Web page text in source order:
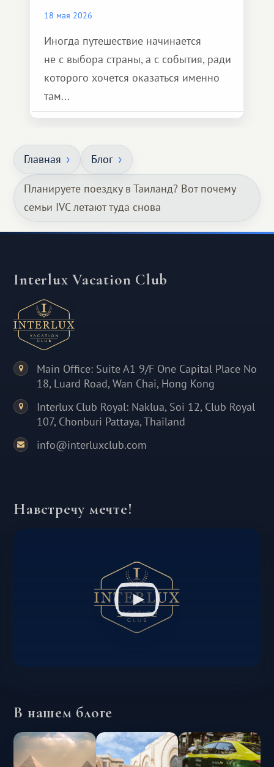
18 мая 2026
Иногда путешествие начинается
не с выбора страны, а с события, ради
которого хочется оказаться именно
там...
Главная Блог
Планируете поездку в Таиланд? Вот почему
семьи IVC летают туда снова
Interlux Vacation Club
Main Office: Suite A1 9/F One Capital Place No
18, Luard Road, Wan Chai, Hong Kong
Interlux Club Royal: Naklua, Soi 12, Club Royal
107, Chonburi Pattaya, Thailand
info@interluxclub.com
Навстречу мечте!
В нашем блоге